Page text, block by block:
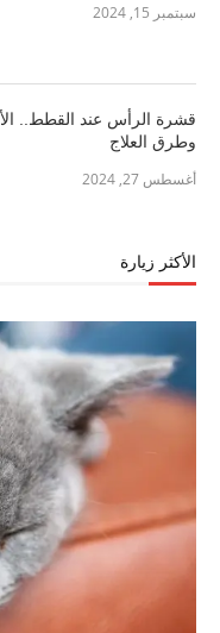
سبتمبر 15, 2024
قشرة الرأس عند القطط..
وطرق العلاج
أغسطس 27, 2024
الأكثر زيارة